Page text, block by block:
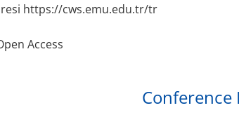
https://cws.emu.edu.tr/tr
Access
Conference